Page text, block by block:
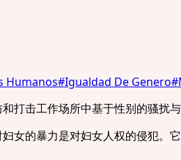
Humanos#Igualdad De Genero#
打击工作场所中基于性别的骚扰与
的暴力是对妇女人权的侵犯。